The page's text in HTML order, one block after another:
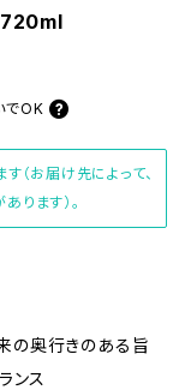
でOK
（お届け先によって、
ります）。
の奥行きのある旨
ンス